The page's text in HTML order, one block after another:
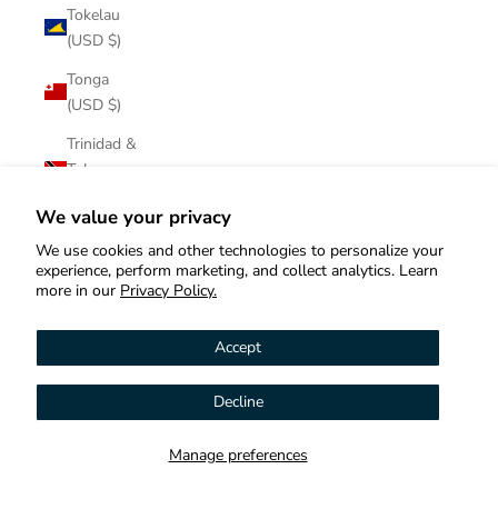
We value your privacy
We use cookies and other technologies to personalize your
experience, perform marketing, and collect analytics. Learn
more in our Privacy Policy.
Manage preferences
Accept
Decline
Tokelau
(USD $)
Tonga
(USD $)
Trinidad &
Tobago
Tristan da
Cunha
(USD $)
Türkiye